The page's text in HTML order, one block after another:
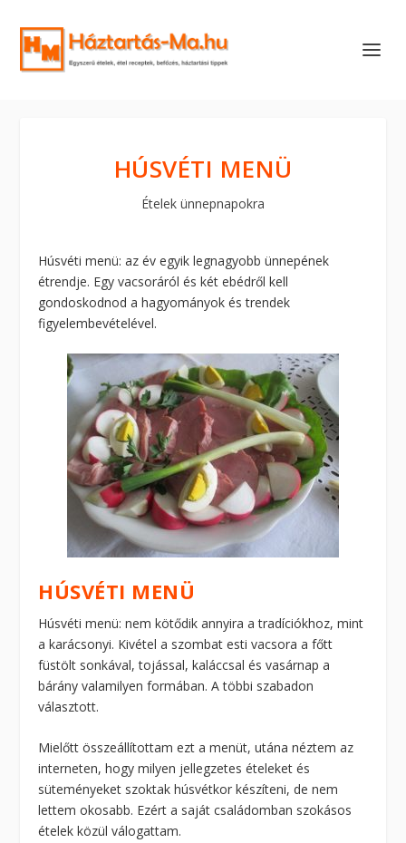
HÚSVÉTI MENÜ
Ételek ünnepnapokra
Húsvéti menü: az év egyik legnagyobb ünnepének
étrendje. Egy vacsoráról és két ebédről kell
gondoskodnod a hagyományok és trendek
figyelembevételével.
HÚSVÉTI MENÜ
Húsvéti menü: nem kötődik annyira a tradíciókhoz, mint
a karácsonyi. Kivétel a szombat esti vacsora a főtt
füstölt sonkával, tojással, kaláccsal és vasárnap a
bárány valamilyen formában. A többi szabadon
választott.
Mielőtt összeállítottam ezt a menüt, utána néztem az
interneten, hogy milyen jellegzetes ételeket és
süteményeket szoktak húsvétkor készíteni, de nem
lettem okosabb. Ezért a saját családomban szokásos
ételek közül válogattam.